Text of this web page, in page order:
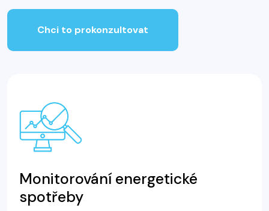
Chci to prokonzultovat
Monitorování energetické
spotřeby